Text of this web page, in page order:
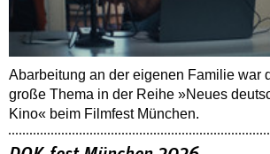
Abarbeitung an der eigenen Familie war
große Thema in der Reihe »Neues
Kino« beim Filmfest München.